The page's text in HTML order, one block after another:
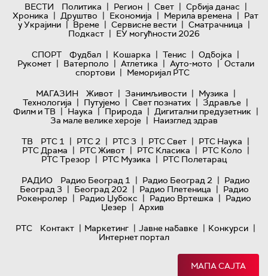
ВЕСТИ Политика | Регион | Свет | Србија данас |
Хроника | Друштво | Економија | Мерила времена | Рат
у Украјини | Време | Сервисне вести | Сматрачница |
Подкаст | ЕУ могућности 2026
СПОРТ
Фудбал | Кошарка | Тенис | Одбојка |
Рукомет | Ватерполо | Атлетика | Ауто-мото | Остали
спортови | Меморијал РТС
МАГАЗИН
Живот | Занимљивости | Музика |
Технологијa | Путујемо | Свет познатих | Здравље |
Филм и ТВ | Наука | Природа | Дигитални предузетник |
За мале велике хероје | Наизглед здрав
ТВ
РТС 1 | РТС 2 | РТС 3 | РТС Свет | РТС Наука |
РТС Драма | РТС Живот | РТС Класика | РТС Коло |
РТС Трезор | РТС Музика | РТС Полетарац
РАДИО
Радио Београд 1 | Радио Београд 2 | Радио
Београд 3 | Београд 202 | Радио Плетеница | Радио
Рокенролер | Радио Џубокс | Радио Вртешка | Радио
Џезер | Архив
РТС
Контакт | Маркетинг | Јавне набавке | Конкурси |
Интернет портал
МАПА САЈТА